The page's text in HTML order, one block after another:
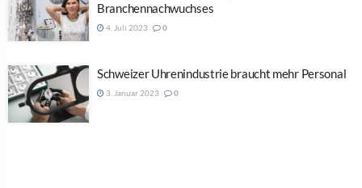
Branchennachwuchses
4. Juli 2023 0
Schweizer Uhrenindustrie braucht mehr Personal
3. Januar 2023 0